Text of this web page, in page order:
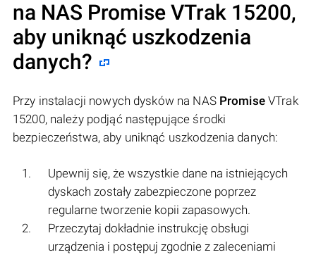
na NAS Promise VTrak 15200,
aby uniknąć uszkodzenia
danych?
Przy instalacji nowych dysków na NAS PromiseVTrak
15200, należy podjąć następujące środki
bezpieczeństwa, aby uniknąć uszkodzenia danych:
Upewnij się, że wszystkie dane na istniejących
dyskach zostały zabezpieczone poprzez
regularne tworzenie kopii zapasowych.
Przeczytaj dokładnie instrukcję obsługi
urządzenia i postępuj zgodnie z zaleceniami